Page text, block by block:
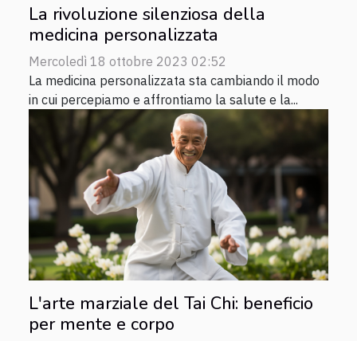
La rivoluzione silenziosa della
medicina personalizzata
Mercoledì 18 ottobre 2023 02:52
La medicina personalizzata sta cambiando il modo
in cui percepiamo e affrontiamo la salute e la...
L'arte marziale del Tai Chi: beneficio
per mente e corpo